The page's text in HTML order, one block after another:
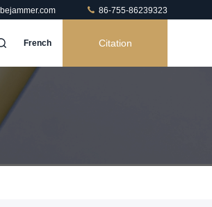
86-755-86239323
French Citation